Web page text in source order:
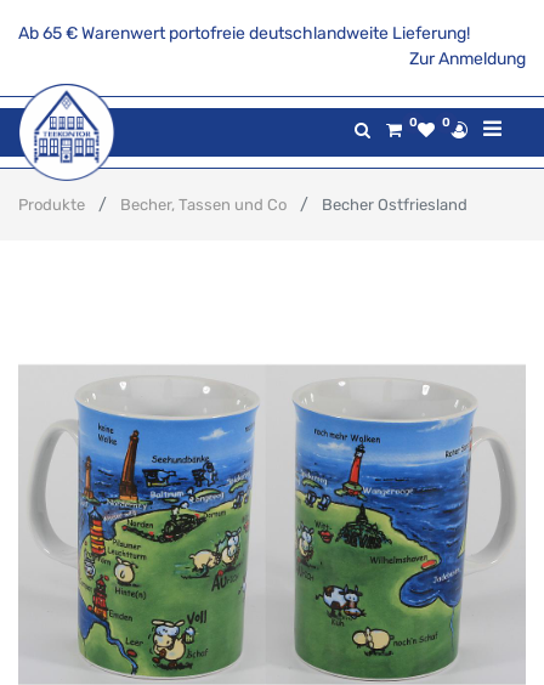
Ab 65 € Warenwert portofreie deutschlandweite Lieferung!
Zur Anmeldung
0 0
Produkte Becher, Tassen und Co Becher Ostfriesland